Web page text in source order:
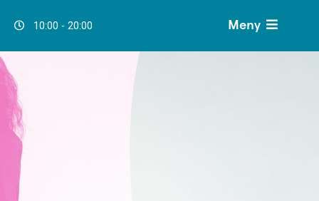
10:00 - 20:00 Meny